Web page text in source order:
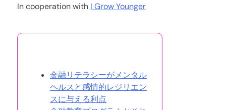
In cooperation with I Grow Younger
金融リテラシーがメンタル
ヘルスと感情的レジリエン
スに与える利点